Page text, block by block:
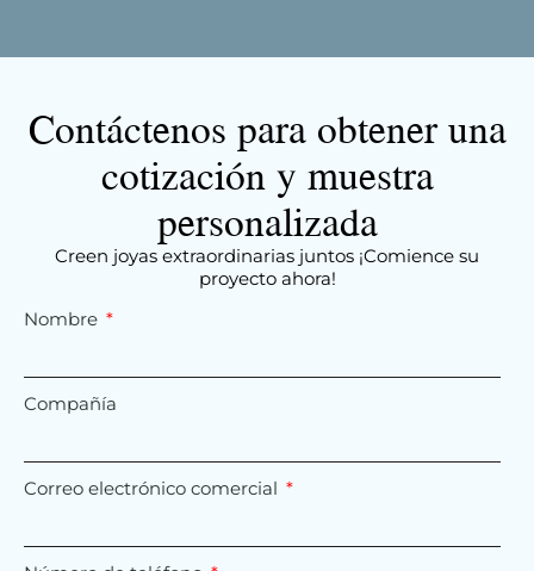
Contáctenos para obtener una
cotización y muestra
personalizada
Creen joyas extraordinarias juntos ¡Comience su
proyecto ahora!
Nombre
Compañía
Correo electrónico comercial